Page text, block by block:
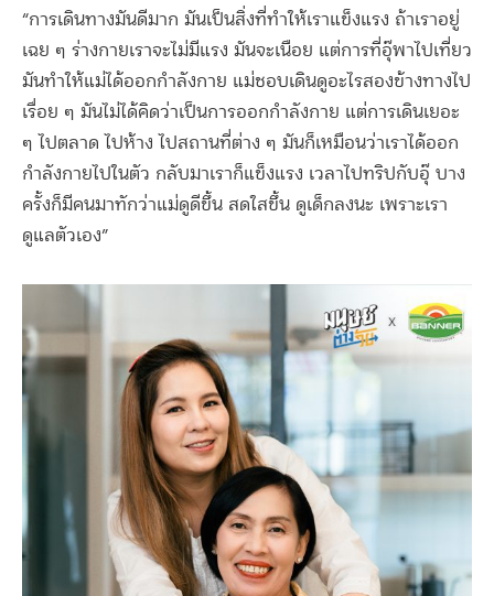
“การเดินทางมันดีมาก มันเป็นสิ่งที่ทำให้เราแข็งแรง ถ้าเราอยู่
เฉย ๆ ร่างกายเราจะไม่มีแรง มันจะเนือย แต่การที่อุ๊พาไปเที่ยว
มันทำให้แม่ได้ออกกำลังกาย แม่ชอบเดินดูอะไรสองข้างทางไป
เรื่อย ๆ มันไม่ได้คิดว่าเป็นการออกกำลังกาย แต่การเดินเยอะ
ๆ ไปตลาด ไปห้าง ไปสถานที่ต่าง ๆ มันก็เหมือนว่าเราได้ออก
กำลังกายไปในตัว กลับมาเราก็แข็งแรง เวลาไปทริปกับอุ๊ บาง
ครั้งก็มีคนมาทักว่าแม่ดูดีขึ้น สดใสขึ้น ดูเด็กลงนะ เพราะเรา
ดูแลตัวเอง”